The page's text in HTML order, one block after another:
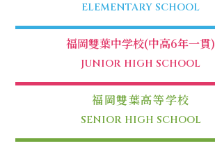
ELEMENTARY SCHOOL
福岡雙葉中学校(中高6年一貫)
JUNIOR HIGH SCHOOL
福岡雙葉高等学校
SENIOR HIGH SCHOOL